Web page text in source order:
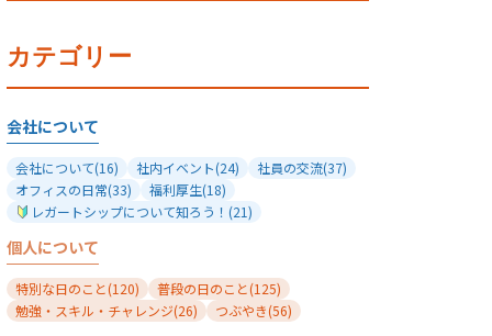
カテゴリー
会社について
会社について(16) 社内イベント(24) 社員の交流(37)
オフィスの日常(33) 福利厚生(18)
レガートシップについて知ろう！ (21)
個人について
特別な日のこと(120) 普段の日のこと(125)
勉強・スキル・チャレンジ(26) つぶやき(56)